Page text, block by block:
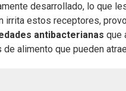
desarrollado, lo que
irrita estos receptores,
antibacterianas que
alimento que pueden